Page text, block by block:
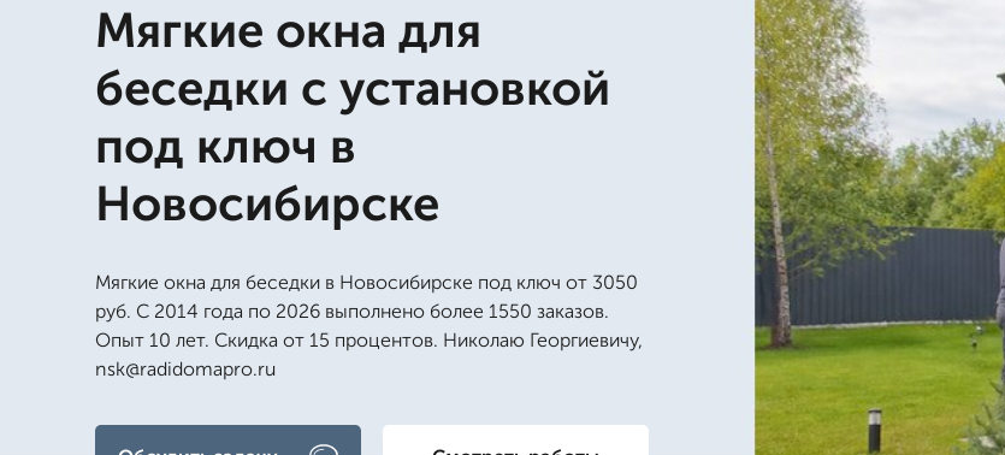
Мягкие окна для
беседки с установкой
под ключ в
Новосибирске
Мягкие окна для беседки в Новосибирске под ключ от 3050
руб. С 2014 года по 2026 выполнено более 1550 заказов.
Опыт 10 лет. Скидка от 15 процентов. Николаю Георгиевичу,
nsk@radidomapro.ru